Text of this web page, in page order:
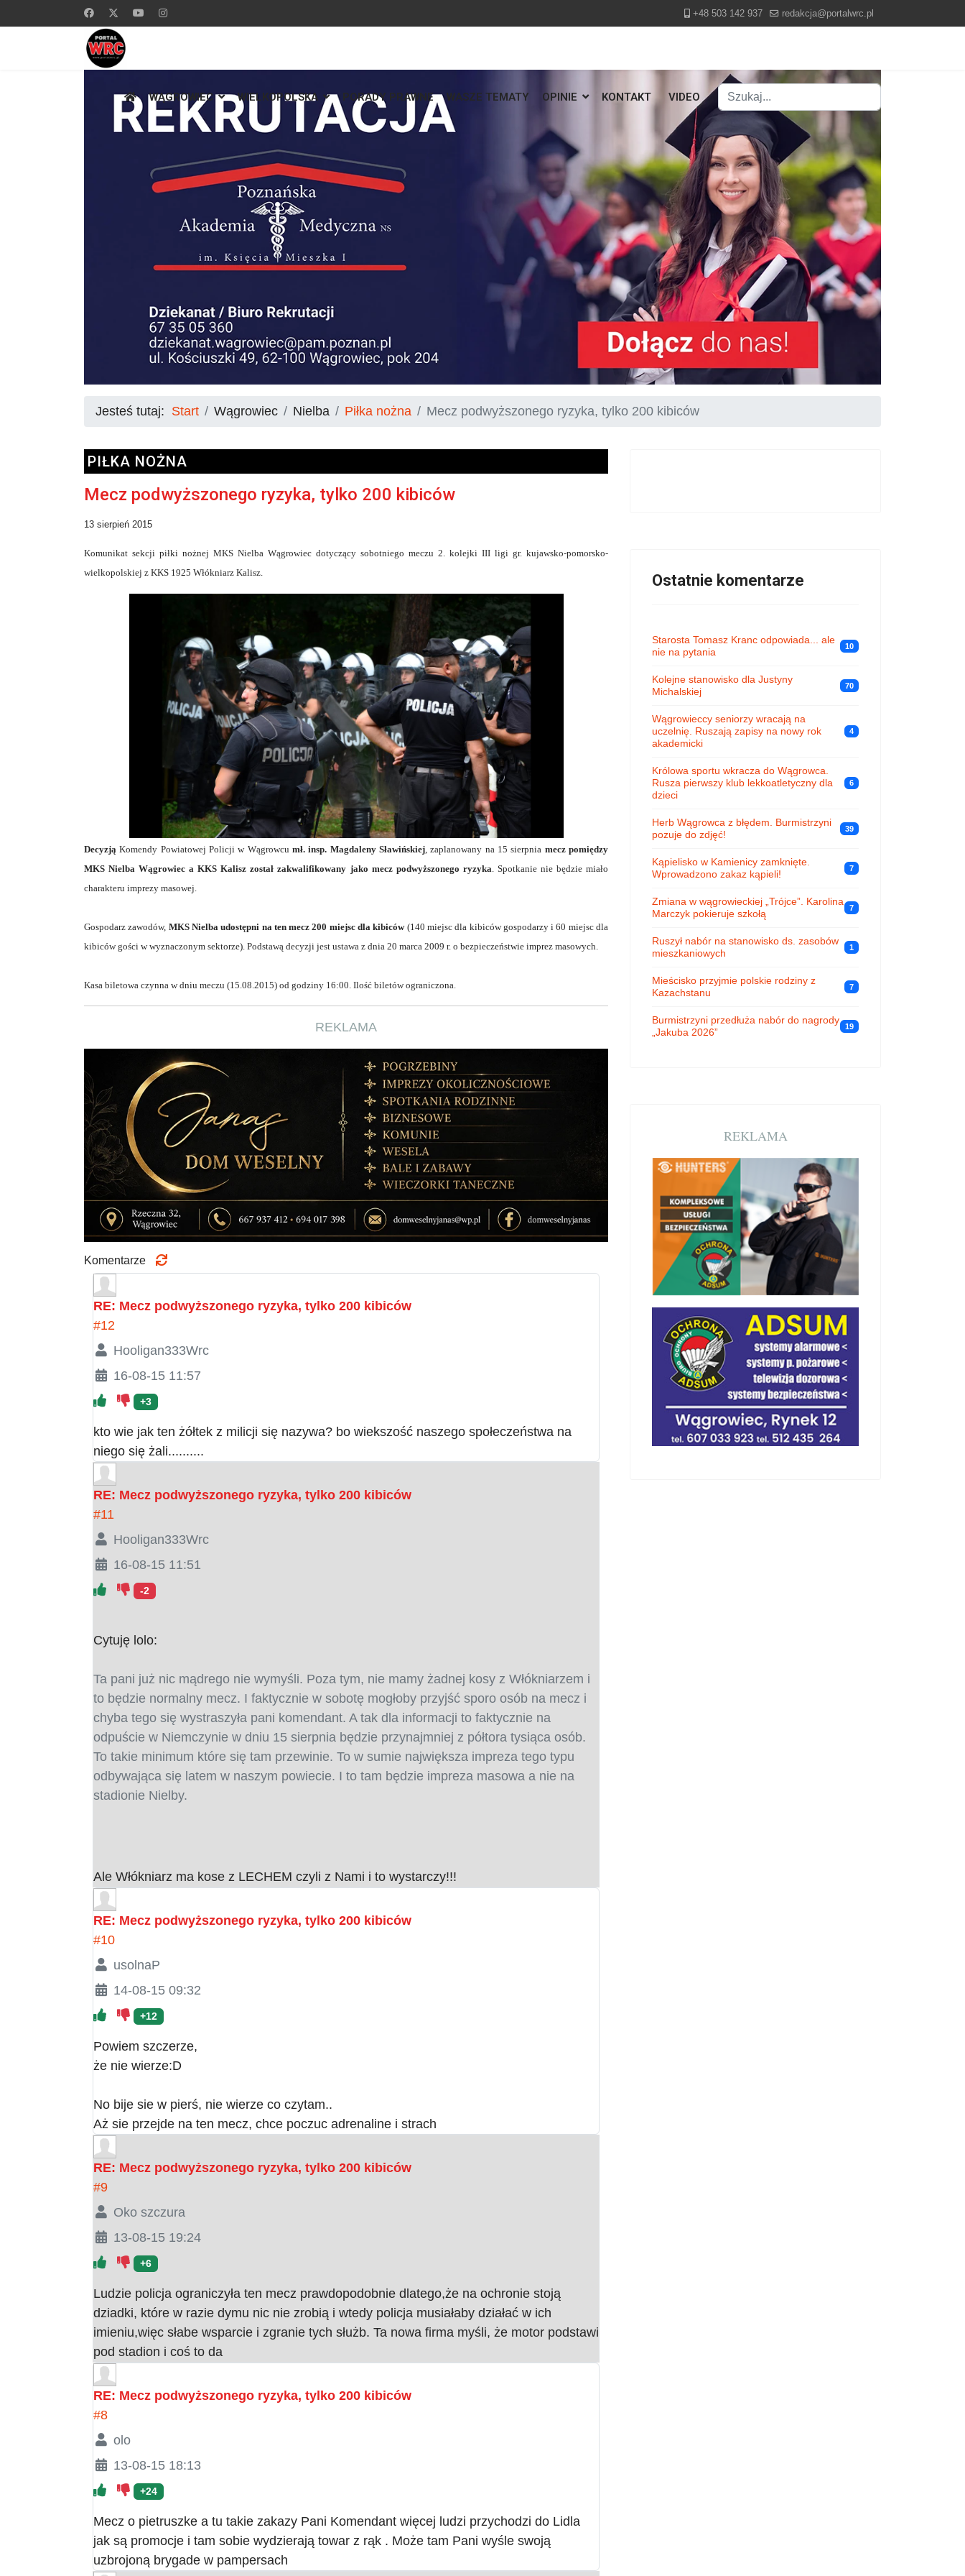
+48 503 142 937 redakcja@portalwrc.pl
WĄGROWIEC WIELKOPOLSKA PORADY PRAWNE WASZE TEMATY OPINIE KONTAKT VIDEO
Szukaj
Type 2 or more characters for results.
Jesteś tutaj: Start Wągrowiec Nielba Piłka nożna Mecz podwyższonego ryzyka, tylko 200 kibiców
PIŁKA NOŻNA
Mecz podwyższonego ryzyka, tylko 200 kibiców
13 sierpień 2015
Komunikat sekcji piłki nożnej MKS Nielba Wągrowiec dotyczący sobotniego meczu 2. kolejki III ligi gr. kujawsko-pomorsko-
wielkopolskiej z KKS 1925 Włókniarz Kalisz.
DecyzjąKomendy Powiatowej Policji w Wągrowcumł. insp. Magdaleny Sławińskiej , zaplanowany na 15 sierpnia mecz pomiędzy
MKS Nielba Wągrowiec a KKS Kalisz został zakwalifikowany jako mecz podwyższonego ryzyka . Spotkanie nie będzie miało
charakteru imprezy masowej.
Gospodarz zawodów, MKS Nielba udostępni na ten mecz 200 miejsc dla kibiców(140 miejsc dla kibiców gospodarzy i 60 miejsc dla
kibiców gości w wyznaczonym sektorze). Podstawą decyzji jest ustawa z dnia 20 marca 2009 r. o bezpieczeństwie imprez masowych.
Kasa biletowa czynna w dniu meczu (15.08.2015) od godziny 16:00. Ilość biletów ograniczona.
REKLAMA
Komentarze
RE: Mecz podwyższonego ryzyka, tylko 200 kibiców
#12
Hooligan333Wrc
16-08-15 11:57
+3
kto wie jak ten żółtek z milicji się nazywa? bo wiekszość naszego społeczeństwa na
niego się żali..........
RE: Mecz podwyższonego ryzyka, tylko 200 kibiców
#11
Hooligan333Wrc
16-08-15 11:51
-2
Cytuję lolo:
Ta pani już nic mądrego nie wymyśli. Poza tym, nie mamy żadnej kosy z Włókniarzem i
to będzie normalny mecz. I faktycznie w sobotę mogłoby przyjść sporo osób na mecz i
chyba tego się wystraszyła pani komendant. A tak dla informacji to faktycznie na
odpuście w Niemczynie w dniu 15 sierpnia będzie przynajmniej z półtora tysiąca osób.
To takie minimum które się tam przewinie. To w sumie największa impreza tego typu
odbywająca się latem w naszym powiecie. I to tam będzie impreza masowa a nie na
stadionie Nielby.
Ale Włókniarz ma kose z LECHEM czyli z Nami i to wystarczy!!!
RE: Mecz podwyższonego ryzyka, tylko 200 kibiców
#10
usolnaP
14-08-15 09:32
+12
Powiem szczerze,
że nie wierze:D
No bije sie w pierś, nie wierze co czytam..
Aż sie przejde na ten mecz, chce poczuc adrenaline i strach
RE: Mecz podwyższonego ryzyka, tylko 200 kibiców
#9
Oko szczura
13-08-15 19:24
+6
Ludzie policja ograniczyła ten mecz prawdopodobnie dlatego,że na ochronie stoją
dziadki, które w razie dymu nic nie zrobią i wtedy policja musiałaby działać w ich
imieniu,więc słabe wsparcie i zgranie tych służb. Ta nowa firma myśli, że motor podstawi
pod stadion i coś to da
RE: Mecz podwyższonego ryzyka, tylko 200 kibiców
#8
olo
13-08-15 18:13
+24
Mecz o pietruszke a tu takie zakazy Pani Komendant więcej ludzi przychodzi do Lidla
jak są promocje i tam sobie wydzierają towar z rąk . Może tam Pani wyśle swoją
uzbrojoną brygade w pampersach
Ostatnie komentarze
Starosta Tomasz Kranc odpowiada... ale
nie na pytania
10
Kolejne stanowisko dla Justyny
Michalskiej
70
Wągrowieccy seniorzy wracają na
uczelnię. Ruszają zapisy na nowy rok
akademicki
4
Królowa sportu wkracza do Wągrowca.
Rusza pierwszy klub lekkoatletyczny dla
dzieci
6
Herb Wągrowca z błędem. Burmistrzyni
pozuje do zdjęć!
39
Kąpielisko w Kamienicy zamknięte.
Wprowadzono zakaz kąpieli!
7
Zmiana w wągrowieckiej „Trójce”. Karolina
Marczyk pokieruje szkołą
7
Ruszył nabór na stanowisko ds. zasobów
mieszkaniowych
1
Mieścisko przyjmie polskie rodziny z
Kazachstanu
7
Burmistrzyni przedłuża nabór do nagrody
„Jakuba 2026”
19
REKLAMA